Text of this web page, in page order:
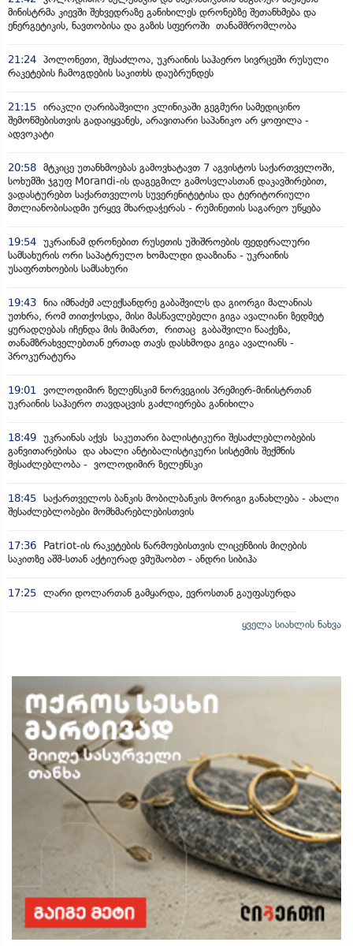
მინისტრმა კიევში შეხვედრაზე განიხილეს დრონებზე შეთანხმება და
ენერგეტიკის, ნავთობისა და გაზის სფეროში თანამშრომლობა
21:24 პოლონეთი, შესაძლოა, უკრაინის საჰაერო სივრცეში რუსული
რაკეტების ჩამოგდების საკითხს დაუბრუნდეს
21:15 ირაკლი ღარიბაშვილი კლინიკაში გეგმური სამედიცინო
შემოწმებისთვის გადაიყვანეს, არავითარი საპანიკო არ ყოფილა -
ადვოკატი
20:58 მტკიცე უთანხმოებას გამოვხატავთ 7 აგვისტოს საქართველოში,
სოხუმში ჯგუფ Morandi-ის დაგეგმილ გამოსვლასთან დაკავშირებით,
ვადასტურებთ საქართველოს სუვერენიტეტისა და ტერიტორიული
მთლიანობისადმი ურყევ მხარდაჭერას - რუმინეთის საგარეო უწყება
19:54 უკრაინამ დრონებით რუსეთის უშიშროების ფედერალური
სამსახურის ორი საპატრულო ხომალდი დააზიანა - უკრაინის
უსაფრთხოების სამსახური
19:43 ნია იმნაძემ ალექსანდრე გაბაშვილს და გიორგი მალანიას
უთხრა, რომ თითქოსდა, მისი მასწავლებელი გიგა ავალიანი ზედმეტ
ყურადღებას იჩენდა მის მიმართ, რითაც გაბაშვილი წააქეზა,
თანამზრახველებთან ერთად თავს დასხმოდა გიგა ავალიანს -
პროკურატურა
19:01
ვოლოდიმირ ზელენსკიმ ნორვეგიის პრემიერ-მინისტრთან
უკრაინის საჰაერო თავდაცვის გაძლიერება განიხილა
18:49 უკრაინას აქვს საკუთარი ბალისტიკური შესაძლებლობების
განვითარებისა და ახალი ანტიბალისტიკური სისტემის შექმნის
შესაძლებლობა - ვოლოდიმირ ზელენსკი
18:45 საქართველოს ბანკის მობილბანკის მორიგი განახლება - ახალი
შესაძლებლობები მომხმარებლებისთვის
17:36
Patriot-ის რაკეტების წარმოებისთვის ლიცენზიის მიღების
საკითზე აშშ-სთან აქტიურად ვმუშაობთ - ანდრი სიბიჰა
17:25 ლარი დოლართან გამყარდა, ევროსთან გაუფასურდა
ყველა სიახლის ნახვა